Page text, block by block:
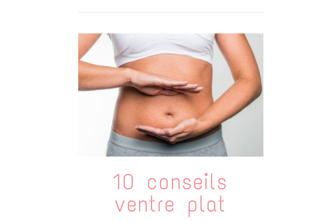
10 conseils
ventre plat